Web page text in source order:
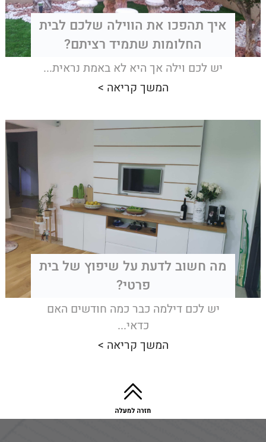
איך תהפכו את הווילה שלכם לבית
החלומות שתמיד רציתם?
יש לכם וילה אך היא לא באמת נראית...
המשך קריאה >
מה חשוב לדעת על שיפוץ של בית
פרטי?
יש לכם דילמה כבר כמה חודשים האם
כדאי...
המשך קריאה >